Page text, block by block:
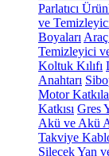
Parlatıcı
ve
Boyaları
Temizleyici
Koltuk Kılıfı
Anahtarı
Motor
Katkısı Gres
Akü ve Akü
Takviye
SilecekYan